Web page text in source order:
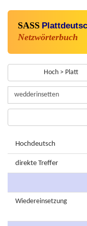
SASS
Netzwörterbuch
Hoch > Platt
Hochdeutsch
direkte Treffer
Wiedereinsetzung